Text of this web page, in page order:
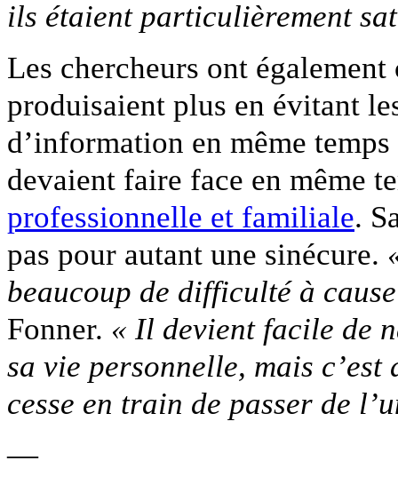
ils étaient particulièrement
Les chercheurs ont
produisaient plus en évitant
d’information en même
devaient faire face en même
professionnelle et familiale.
pas pour autant une sinécure.
beaucoup de difficulté à
Fonner. « Il devient facile de
sa vie personnelle, mais c’est
cesse en train de passer de
—